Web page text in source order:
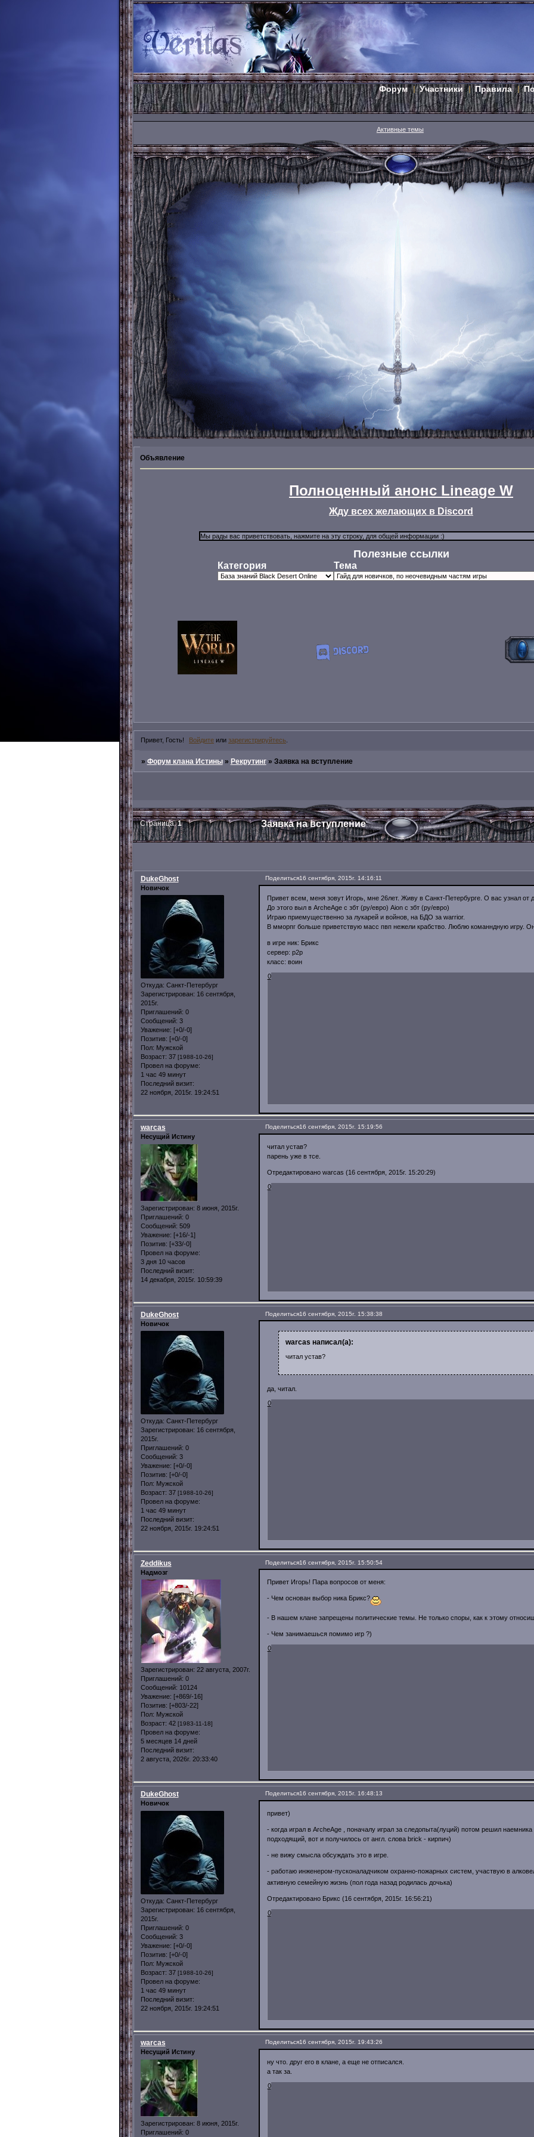
Форум Участники Правила
Активные темы
Объявление
Полноценный анонс Lineage W
Жду всех желающих в Discord
Полезные ссылки
Категория Тема
Привет, Гость! Войдите или зарегистрируйтесь
» Форум клана Истины » Рекрутинг » Заявка на вступление
Заявка на вступление
Страница:1
Поделиться16 сентября, 2015г. 14:16:11
DukeGhost
Новичок
Откуда: Санкт-Петербург
Зарегистрирован: 16 сентября,
2015г.
Приглашений: 0
Сообщений: 3
Уважение: [+0/-0]
Позитив: [+0/-0]
Пол: Мужской
Возраст: 37 [1988-10-26]
Провел на форуме:
1 час 49 минут
Последний визит:
22 ноября, 2015г. 19:24:51
Привет всем, меня зовут Игорь, мне 26лет. Живу в Санкт-Петербурге. О вас узнал от
До этого выл в ArcheAge с збт (ру/евро) Aion с збт (ру/евро)
Играю приемущественно за лукарей и войнов, на БДО за warrior.
В мморпг больше приветствую масс пвп нежели крабство. Люблю команндную игру.
в игре ник: Брикс
сервер: p2p
класс: воин
0
Поделиться16 сентября, 2015г. 15:19:56
warcas
Несущий Истину
Зарегистрирован: 8 июня, 2015г.
Приглашений: 0
Сообщений: 509
Уважение: [+16/-1]
Позитив: [+33/-0]
Провел на форуме:
3 дня 10 часов
Последний визит:
14 декабря, 2015г. 10:59:39
читал устав?
парень уже в тсе.
Отредактировано warcas (16 сентября, 2015г. 15:20:29)
0
Поделиться16 сентября, 2015г. 15:38:38
DukeGhost
Новичок
Откуда: Санкт-Петербург
Зарегистрирован: 16 сентября,
2015г.
Приглашений: 0
Сообщений: 3
Уважение: [+0/-0]
Позитив: [+0/-0]
Пол: Мужской
Возраст: 37 [1988-10-26]
Провел на форуме:
1 час 49 минут
Последний визит:
22 ноября, 2015г. 19:24:51
warcas написал(а):
читал устав?
да, читал.
0
Поделиться16 сентября, 2015г. 15:50:54
Zeddikus
Надмозг
Зарегистрирован: 22 августа, 2007г.
Приглашений: 0
Сообщений: 10124
Уважение: [+869/-16]
Позитив: [+803/-22]
Пол: Мужской
Возраст: 42 [1983-11-18]
Провел на форуме:
5 месяцев 14 дней
Последний визит:
2 августа, 2026г. 20:33:40
Привет Игорь! Пара вопросов от меня:
- Чем основан выбор ника Брикс?
- В нашем клане запрещены политические темы. Не только споры, как к этому
- Чем занимаешься помимо игр ?)
0
Поделиться16 сентября, 2015г. 16:48:13
DukeGhost
Новичок
Откуда: Санкт-Петербург
Зарегистрирован: 16 сентября,
2015г.
Приглашений: 0
Сообщений: 3
Уважение: [+0/-0]
Позитив: [+0/-0]
Пол: Мужской
Возраст: 37 [1988-10-26]
Провел на форуме:
1 час 49 минут
Последний визит:
22 ноября, 2015г. 19:24:51
привет)
- когда играл в ArcheAge , поначалу играл за следопыта(луций) потом решил
подходящий, вот и получилось от англ. слова briсk - кирпич)
- не вижу смысла обсуждать это в игре.
- работаю инженером-пусконаладчиком охранно-пожарных систем, участвую в
активную семейную жизнь (пол года назад родилась дочька)
Отредактировано Брикс (16 сентября, 2015г. 16:56:21)
0
Поделиться16 сентября, 2015г. 19:43:26
warcas
Несущий Истину
Зарегистрирован: 8 июня, 2015г.
Приглашений: 0
ну что. друг его в клане, а еще не отписался.
а так за.
0